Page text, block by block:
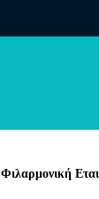
Φιλαρμονική